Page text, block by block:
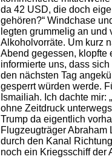
da 42 USD, die doch
gehören?“ Windchase
legten grummelig an
Alkoholvorräte. Um kurz
Abend gegessen, klopfte
informierte uns, dass
den nächsten Tag
gesperrt würden werde.
Ismailiah. Ich dachte mir:
ohne Zeitdruck
Trump da eigentlich
Flugzeugträger Abraham
durch den Kanal
noch ein Kriegsschiff der